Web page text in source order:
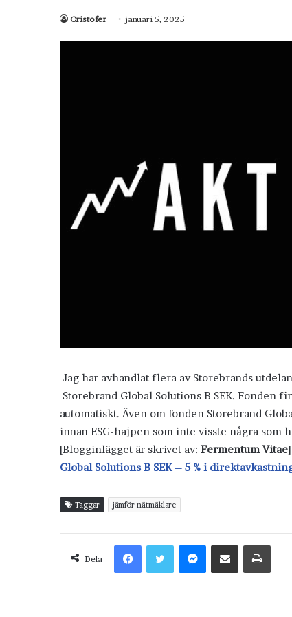
Cristofer januari 5, 2025
Jag har avhandlat flera av Storebrands
Storebrand Global Solutions B SEK. Fonden
automatiskt. Även om fonden Storebrand
innan ESG-hajpen som inte visste några som
[Blogginlägget är skrivet av: Fermentum Vitae
Global Solutions B SEK – 5 % i
Taggar jämför nätmäklare
Dela
FacebookTwitterMessenger
Dela via e-post Skriv ut